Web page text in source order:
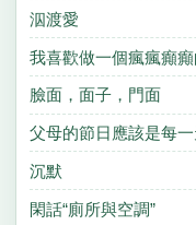
泅渡愛
我喜歡做一個瘋瘋癲癲
臉面，面子，門面
父母的節日應該是每一
沉默
閑話“廁所與空調”